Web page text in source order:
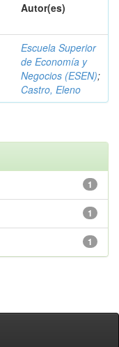
Autor(es)
Escuela Superior
de Economía y
Negocios (ESEN);
Castro, Eleno
1
1
1